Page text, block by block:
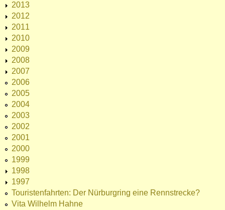
2013
2012
2011
2010
2009
2008
2007
2006
2005
2004
2003
2002
2001
2000
1999
1998
1997
Touristenfahrten: Der Nürburgring eine Rennstrecke?
Vita Wilhelm Hahne